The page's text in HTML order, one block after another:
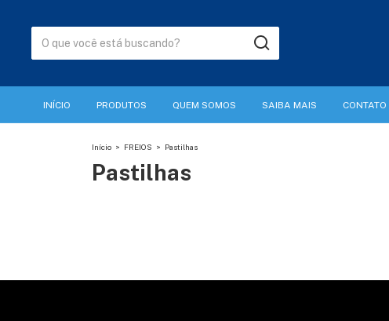
INÍCIO PRODUTOS QUEM SOMOS SAIBA MAIS CONTATO
Início > FREIOS > Pastilhas
Pastilhas